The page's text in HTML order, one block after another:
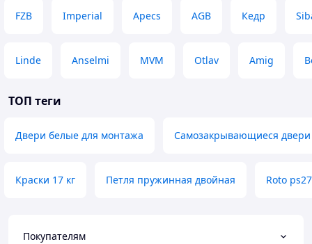
FZB Imperial Apecs AGB Кедр
Linde Anselmi MVM Otlav Amig
ТОП теги
Двери белые для монтажа Самозакрывающиеся двери
Краски 17 кг Петля пружинная двойная Roto ps27
Покупателям